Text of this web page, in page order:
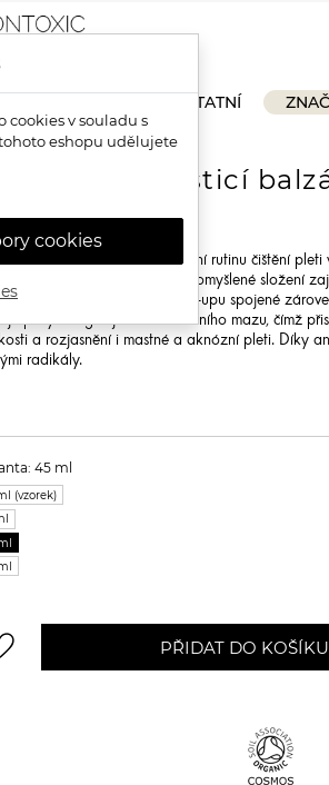
OSTATNÍ
Bio čisticí
bio balzám, který mění denní rutinu čištění pleti
a citronem. Do detailu promyšlené složení
od usazených nečistot i make-upu spojené
póry a reguluje tvorbu kožního mazu, čímž
a rozjasnění i mastné a aknózní pleti. Díky
radikály.
45 ml
(vzorek)
PŘIDAT DO KOŠÍKU
cookies v souladu s
eshopu udělujete
cookies